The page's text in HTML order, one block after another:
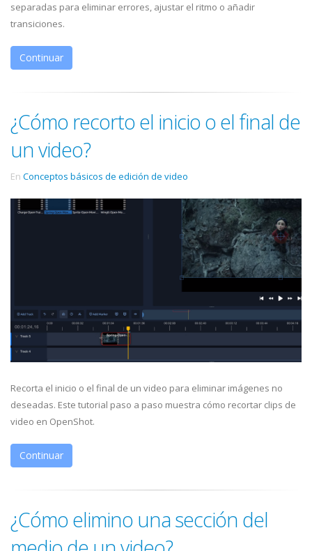
separadas para eliminar errores, ajustar el ritmo o añadir
transiciones.
Continuar
¿Cómo recorto el inicio o el final de
un video?
En Conceptos básicos de edición de video
Recorta el inicio o el final de un video para eliminar imágenes no
deseadas. Este tutorial paso a paso muestra cómo recortar clips de
video en OpenShot.
Continuar
¿Cómo elimino una sección del